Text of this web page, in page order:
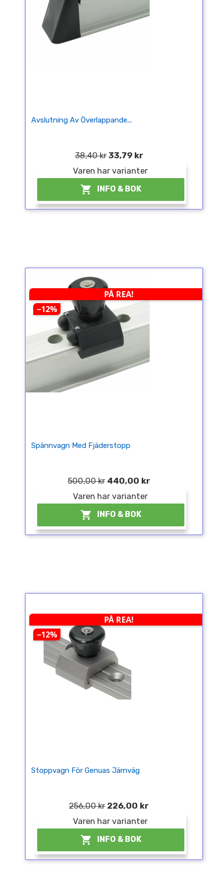
Avslutning Av Överlappande...
38,40 kr 33,79 kr
Varen har varianter
 INFO & BOK
PÅ REA!
−12%
Spännvagn Med Fjäderstopp
500,00 kr 440,00 kr
Varen har varianter
 INFO & BOK
PÅ REA!
−12%
Stoppvagn För Genuas Järnväg
256,00 kr 226,00 kr
Varen har varianter
 INFO & BOK